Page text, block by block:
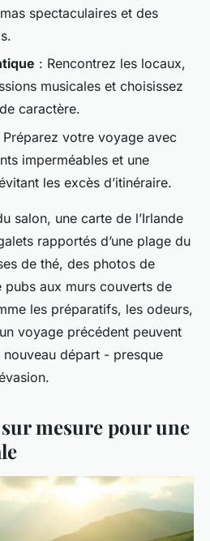
spectaculaires et des
: Rencontrez les locaux,
musicales et choisissez
caractère.
Préparez votre voyage avec
imperméables et une
les excès d’itinéraire.
salon, une carte de l’Irlande
rapportés d’une plage du
de thé, des photos de
aux murs couverts de
les préparatifs, les odeurs,
voyage précédent peuvent
nouveau départ - presque
mesure pour une